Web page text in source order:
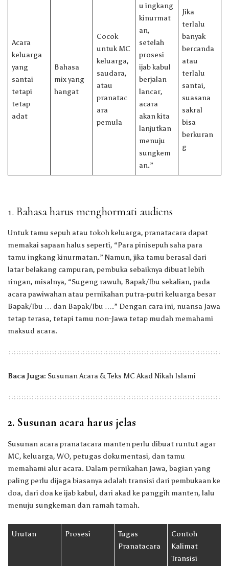
Acara
keluarga
yang
santai
tetapi
tetap
adat
Bahasa
mix yang
hangat
Cocok
untuk MC
keluarga,
saudara,
atau
pranatac
ara
pemula
u ingkang
kinurmat
an,
setelah
prosesi
ijab kabul
berjalan
lancar,
acara
akan kita
lanjutkan
menuju
sungkem
an.”
Jika
terlalu
banyak
bercanda
atau
terlalu
santai,
suasana
sakral
bisa
berkuran
g
1. Bahasa harus menghormati audiens
Untuk tamu sepuh atau tokoh keluarga, pranatacara dapat
memakai sapaan halus seperti, “Para pinisepuh saha para
tamu ingkang kinurmatan.” Namun, jika tamu berasal dari
latar belakang campuran, pembuka sebaiknya dibuat lebih
ringan, misalnya, “Sugeng rawuh, Bapak/Ibu sekalian, pada
acara pawiwahan atau pernikahan putra-putri keluarga besar
Bapak/Ibu … dan Bapak/Ibu ….” Dengan cara ini, nuansa Jawa
tetap terasa, tetapi tamu non-Jawa tetap mudah memahami
maksud acara.
Baca Juga: Susunan Acara &Teks MC Akad Nikah Islami
2. Susunan acara harus jelas
Susunan acara pranatacara manten perlu dibuat runtut agar
MC, keluarga, WO, petugas dokumentasi, dan tamu
memahami alur acara. Dalam pernikahan Jawa, bagian yang
paling perlu dijaga biasanya adalah transisi dari pembukaan ke
doa, dari doa ke ijab kabul, dari akad ke panggih manten, lalu
menuju sungkeman dan ramah tamah.
Urutan Prosesi
Tugas
Pranatacara
Contoh
Kalimat
Transisi